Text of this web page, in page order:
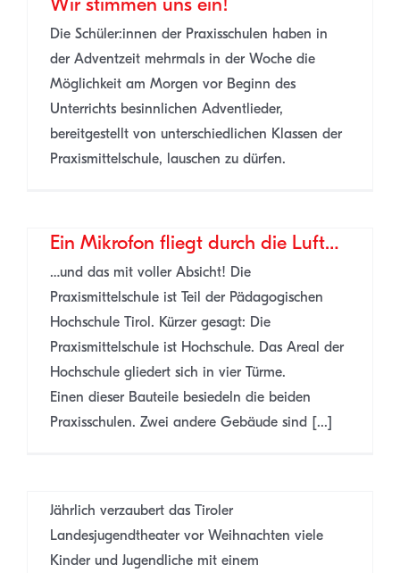
Wir stimmen uns ein!
Die Schüler:innen der Praxisschulen haben in
der Adventzeit mehrmals in der Woche die
Möglichkeit am Morgen vor Beginn des
Unterrichts besinnlichen Adventlieder,
bereitgestellt von unterschiedlichen Klassen der
Praxismittelschule, lauschen zu dürfen.
Ein Mikrofon fliegt durch die Luft…
…und das mit voller Absicht! Die
Praxismittelschule ist Teil der Pädagogischen
Hochschule Tirol. Kürzer gesagt: Die
Praxismittelschule ist Hochschule. Das Areal der
Hochschule gliedert sich in vier Türme.
Einen dieser Bauteile besiedeln die beiden
Praxisschulen. Zwei andere Gebäude sind [...]
Jährlich verzaubert das Tiroler
Landesjugendtheater vor Weihnachten viele
Kinder und Jugendliche mit einem